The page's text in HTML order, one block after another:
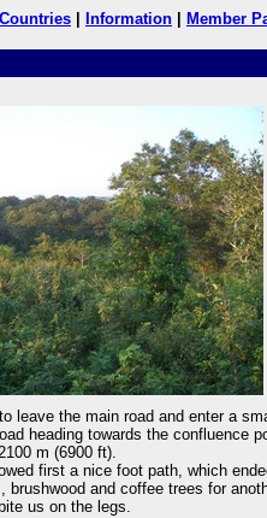
Countries Information Member
leave the main road and enter a
heading towards the confluence
m (6900 ft).
first a nice foot path, which
brushwood and coffee trees for
us on the legs.